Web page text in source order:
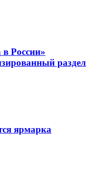
России»
раздел
ярмарка